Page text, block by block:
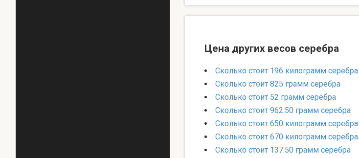
Цена других весов серебра
Сколько стоит 196 килограмм серебра
Сколько стоит 825 грамм серебра
Сколько стоит 52 грамм серебра
Сколько стоит 962.50 грамм серебра
Сколько стоит 650 килограмм серебра
Сколько стоит 670 килограмм серебра
Сколько стоит 137.50 грамм серебра